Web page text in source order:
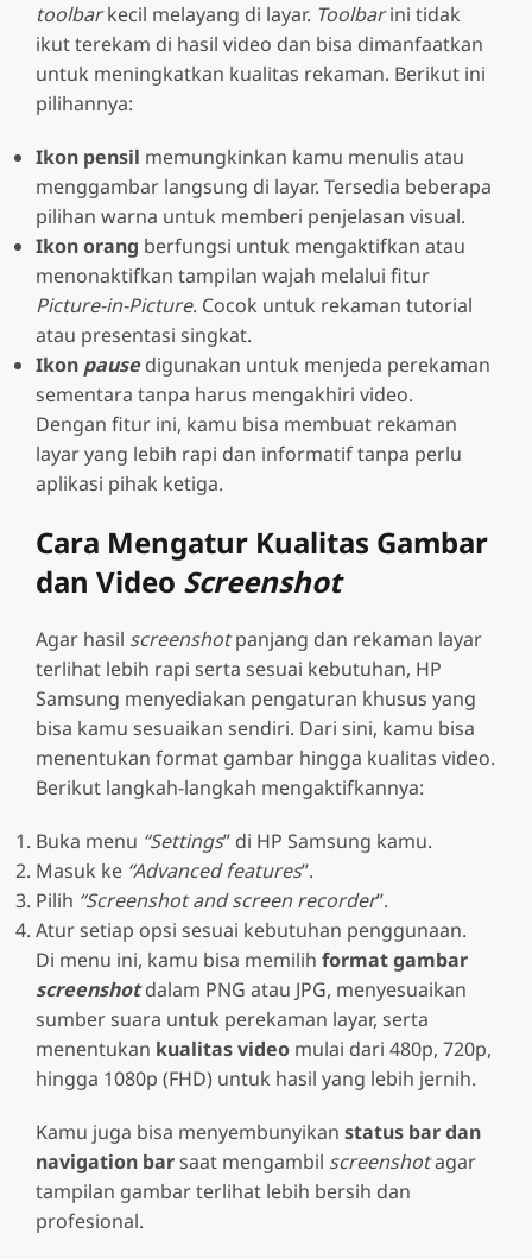
toolbarkecil melayang di layar. Toolbarini tidak
ikut terekam di hasil video dan bisa dimanfaatkan
untuk meningkatkan kualitas rekaman. Berikut ini
pilihannya:
Ikon pensil memungkinkan kamu menulis atau
menggambar langsung di layar. Tersedia beberapa
pilihan warna untuk memberi penjelasan visual.
Ikon orang berfungsi untuk mengaktifkan atau
menonaktifkan tampilan wajah melalui fitur
Picture-in-Picture. Cocok untuk rekaman tutorial
atau presentasi singkat.
Ikon pause digunakan untuk menjeda perekaman
sementara tanpa harus mengakhiri video.
Dengan fitur ini, kamu bisa membuat rekaman
layar yang lebih rapi dan informatif tanpa perlu
aplikasi pihak ketiga.
Cara Mengatur Kualitas Gambar
dan Video Screenshot
Agar hasil screenshotpanjang dan rekaman layar
terlihat lebih rapi serta sesuai kebutuhan, HP
Samsung menyediakan pengaturan khusus yang
bisa kamu sesuaikan sendiri. Dari sini, kamu bisa
menentukan format gambar hingga kualitas video.
Berikut langkah-langkah mengaktifkannya:
Buka menu “Settings” di HP Samsung kamu.
Masuk ke “Advanced features”.
Pilih “Screenshot and screen recorder”.
Atur setiap opsi sesuai kebutuhan penggunaan.
Di menu ini, kamu bisa memilih format gambar
screenshot dalam PNG atau JPG, menyesuaikan
sumber suara untuk perekaman layar, serta
menentukan kualitas video mulai dari 480p, 720p,
hingga 1080p (FHD) untuk hasil yang lebih jernih.
Kamu juga bisa menyembunyikan status bar dan
navigation barsaat mengambil screenshotagar
tampilan gambar terlihat lebih bersih dan
profesional.